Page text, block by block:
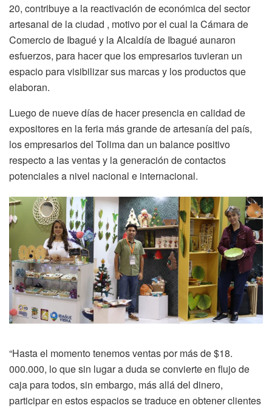
20, contribuye a la reactivación de económica del sector
artesanal de la ciudad , motivo por el cual la Cámara de
Comercio de Ibagué y la Alcaldía de Ibagué aunaron
esfuerzos, para hacer que los empresarios tuvieran un
espacio para visibilizar sus marcas y los productos que
elaboran.
Luego de nueve días de hacer presencia en calidad de
expositores en la feria más grande de artesanía del país,
los empresarios del Tolima dan un balance positivo
respecto a las ventas y la generación de contactos
potenciales a nivel nacional e internacional.
“Hasta el momento tenemos ventas por más de $18.
000.000, lo que sin lugar a duda se convierte en flujo de
caja para todos, sin embargo, más allá del dinero,
participar en estos espacios se traduce en obtener clientes